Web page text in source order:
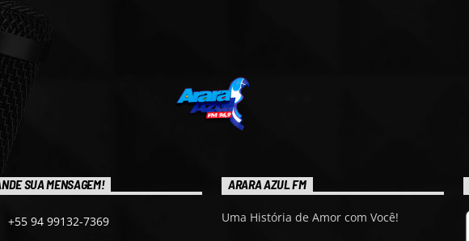
SUA MENSAGEM!
+55 94 99132-7369
ARARA AZUL FM
Uma História de Amor com Você!